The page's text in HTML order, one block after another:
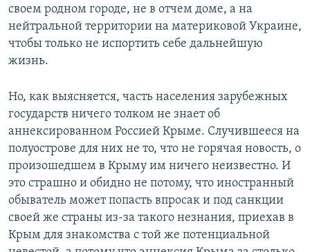
своем родном городе, не в отчем доме, а на
нейтральной территории на материковой Украине,
чтобы только не испортить себе дальнейшую
жизнь.
Но, как выясняется, часть населения зарубежных
государств ничего толком не знает об
аннексированном Россией Крыме. Случившееся на
полуострове для них не то, что не горячая новость, о
произошедшем в Крыму им ничего неизвестно. И
это страшно и обидно не потому, что иностранный
обыватель может попасть впросак и под санкции
своей же страны из-за такого незнания, приехав в
Крым для знакомства с той же потенциальной